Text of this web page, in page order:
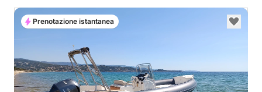
Prenotazione istantanea